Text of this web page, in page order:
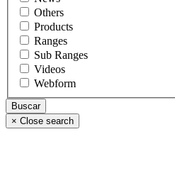
Others
Products
Ranges
Sub Ranges
Videos
Webform
× Close search